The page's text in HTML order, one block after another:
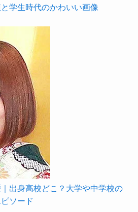
学生時代のかわいい画像
出身高校どこ？大学や中学校の
ソード